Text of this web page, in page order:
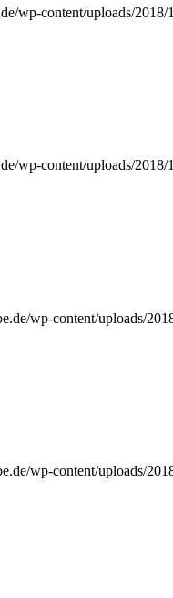
wp-content/uploads/
wp-content/uploads/
wp-content/uploads/
wp-content/uploads/